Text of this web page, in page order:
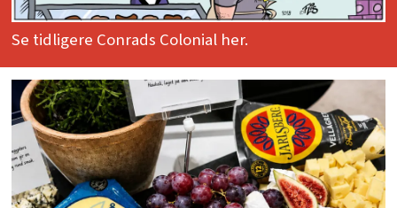
Se tidligere Conrads Colonial her.